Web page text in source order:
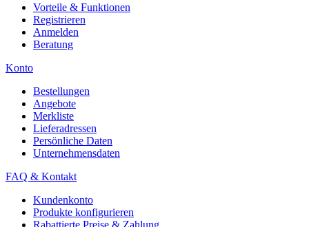
Vorteile & Funktionen
Registrieren
Anmelden
Beratung
Konto
Bestellungen
Angebote
Merkliste
Lieferadressen
Persönliche Daten
Unternehmensdaten
FAQ & Kontakt
Kundenkonto
Produkte konfigurieren
Rabattierte Preise & Zahlung